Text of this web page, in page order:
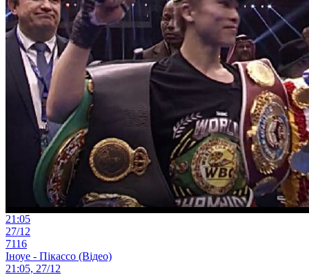
21:05
27/12
7116
Іноуе - Пікассо (Відео)
21:05, 27/12